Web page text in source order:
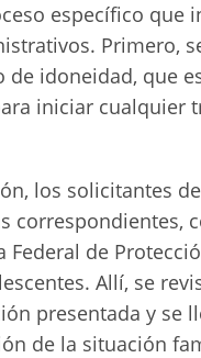
específico que
Primero,
de idoneidad, que
iniciar cualquier
los solicitantes
correspondientes,
Federal de
Allí, se
presentada y se
de la situación